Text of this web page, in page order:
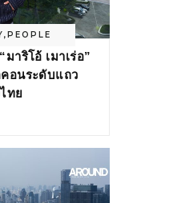
,PEOPLE
าริโอ้ เมาเร่อ”
อนระดับแถว
ทย